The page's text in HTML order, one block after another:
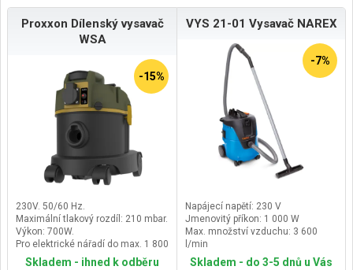
800 WSystém automatického
zapínání a vypínání
Proxxon Dílenský vysavač
WSA
-15%
230V. 50/60 Hz.
Maximální tlakový rozdíl: 210 mbar.
Výkon: 700W.
Pro elektrické nářadí do max. 1 800
Skladem - ihned k odběru
VYS 21-01 Vysavač NAREX
-7%
Napájecí napětí: 230 V
Jmenovitý příkon: 1 000 W
Max. množství vzduchu: 3 600
l/min
Sací výkon: 21 000 Pa
Skladem - do 3-5 dnů u Vás